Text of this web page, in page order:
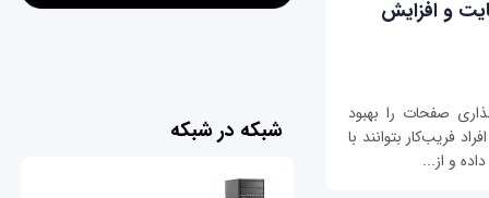
و افزایش
صفحات را بهبود
فریب‌کار بتوانند با
و از...
شبکه در شبکه